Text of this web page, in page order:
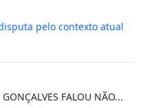
pelo contexto atual
FALOU NÃO...